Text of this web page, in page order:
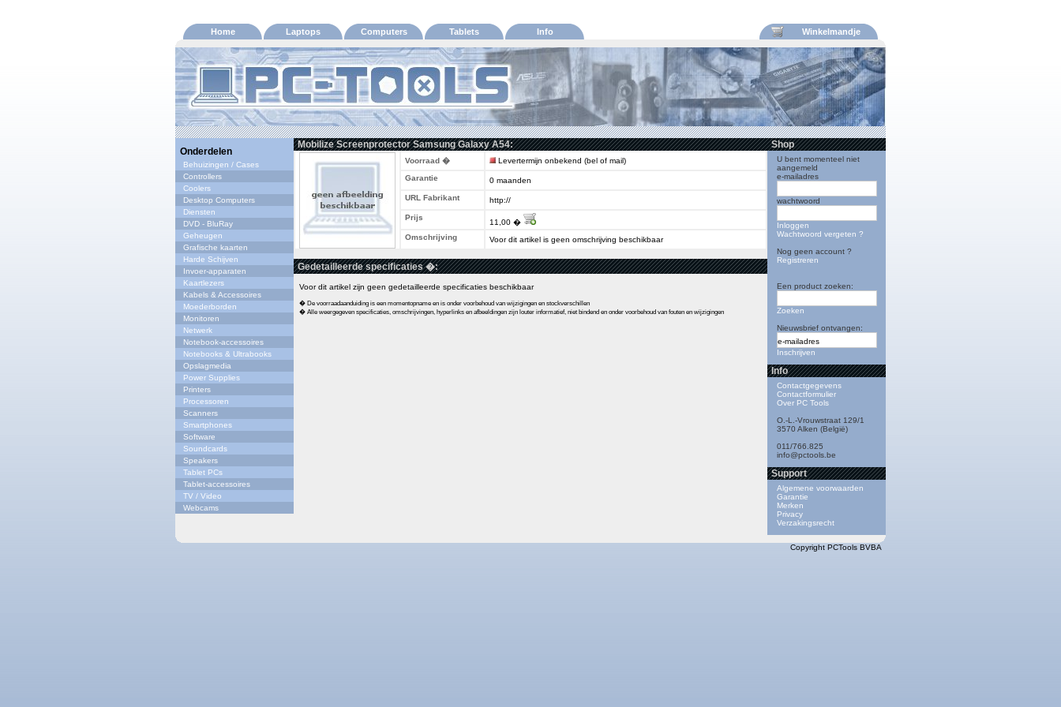
Home Laptops Computers Tablets Info Winkelmandje
Onderdelen
Behuizingen / Cases
Controllers
Coolers
Desktop Computers
Diensten
DVD - BluRay
Geheugen
Grafische kaarten
Harde Schijven
Invoer-apparaten
Kaartlezers
Kabels & Accessoires
Moederborden
Monitoren
Netwerk
Notebook-accessoires
Notebooks & Ultrabooks
Opslagmedia
Power Supplies
Printers
Processoren
Scanners
Smartphones
Software
Soundcards
Speakers
Tablet PCs
Tablet-accessoires
TV / Video
Webcams
Mobilize Screenprotector Samsung Galaxy A54:
Voorraad �
Levertermijn onbekend (bel of mail)
Garantie
0 maanden
URL Fabrikant
http://
Prijs
11,00 �
Omschrijving
Voor dit artikel is geen omschrijving beschikbaar
Gedetailleerde specificaties �:
Voor dit artikel zijn geen gedetailleerde specificaties beschikbaar
� De voorraadaanduiding is een momentopname en is onder voorbehoud van wijzigingen en stockverschillen
� Alle weergegeven specificaties, omschrijvingen, hyperlinks en afbeeldingen zijn louter informatief, niet bindend en onder voorbehoud van fouten en wijzigingen
Shop
U bent momenteel niet
aangemeld
e-mailadres
wachtwoord
Inloggen
Wachtwoord vergeten ?
Nog geen account ?
Registreren
Een product zoeken:
Zoeken
Nieuwsbrief ontvangen:
Inschrijven
Info
Contactgegevens
Contactformulier
Over PC Tools
O.-L.-Vrouwstraat 129/1
3570 Alken (België)
011/766.825
info@pctools.be
Support
Algemene voorwaarden
Garantie
Merken
Privacy
Verzakingsrecht
Copyright PCTools BVBA